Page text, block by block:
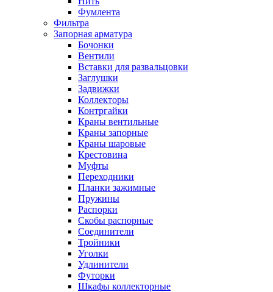
Фумлента
Фильтра
Запорная арматура
Бочонки
Вентили
Вставки для развальцовки
Заглушки
Задвижки
Коллекторы
Контргайки
Краны вентильные
Краны запорные
Краны шаровые
Крестовина
Муфты
Переходники
Планки зажимные
Пружины
Распорки
Скобы распорные
Соединители
Тройники
Уголки
Удлинители
Футорки
Шкафы коллекторные